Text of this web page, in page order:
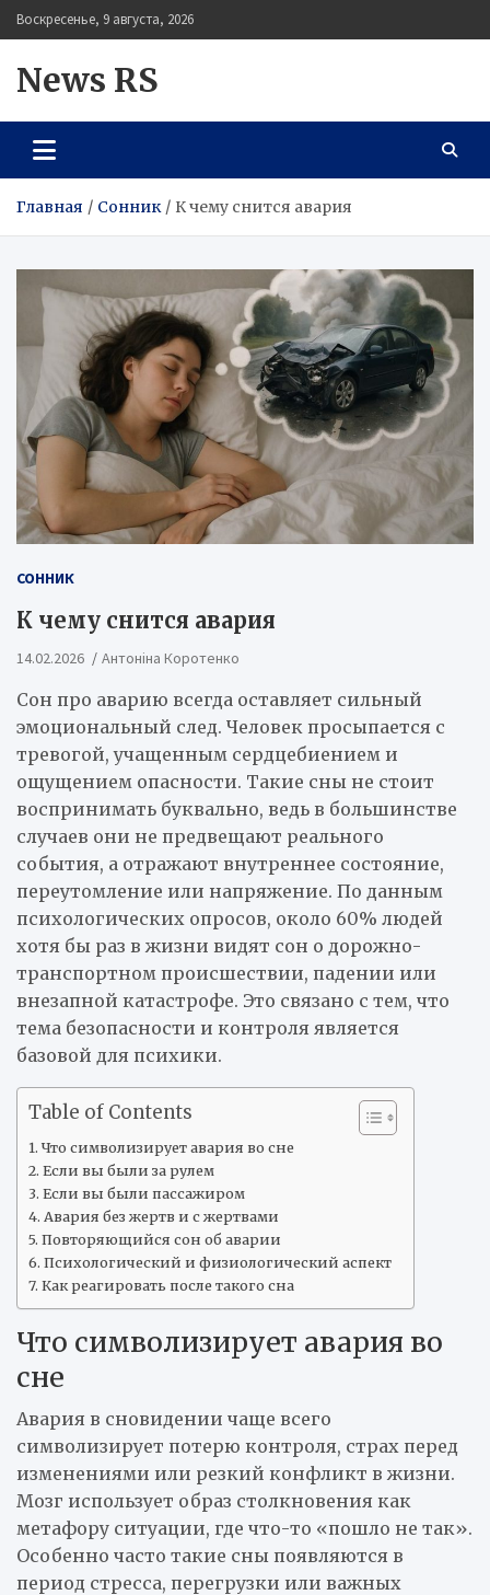
Перейти
к
Воскресенье, 9 августа, 2026
News RS
Главная Сонник К чему снится авария
СОННИК
К чему снится авария
14.02.2026 Антоніна Коротенко
Сон про аварию всегда оставляет сильный
эмоциональный след. Человек просыпается с
тревогой, учащенным сердцебиением и
ощущением опасности. Такие сны не стоит
воспринимать буквально, ведь в большинстве
случаев они не предвещают реального
события, а отражают внутреннее состояние,
переутомление или напряжение. По данным
психологических опросов, около 60% людей
хотя бы раз в жизни видят сон о дорожно-
транспортном происшествии, падении или
внезапной катастрофе. Это связано с тем, что
тема безопасности и контроля является
базовой для психики.
Table of Contents
Что символизирует авария во сне
Если вы были за рулем
Если вы были пассажиром
Авария без жертв и с жертвами
Повторяющийся сон об аварии
Психологический и физиологический аспект
Как реагировать после такого сна
Что символизирует авария во
сне
Авария в сновидении чаще всего
символизирует потерю контроля, страх перед
изменениями или резкий конфликт в жизни.
Мозг использует образ столкновения как
метафору ситуации, где что-то «пошло не так».
Особенно часто такие сны появляются в
период стресса, перегрузки или важных